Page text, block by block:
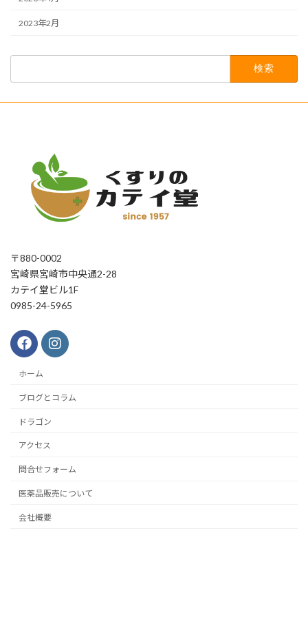
2023年2月
〒880-0002
宮崎県宮崎市中央通2-28
カテイ堂ビル1F
0985-24-5965
ホーム
ブログとコラム
ドラゴン
アクセス
問合せフォーム
医薬品販売について
会社概要